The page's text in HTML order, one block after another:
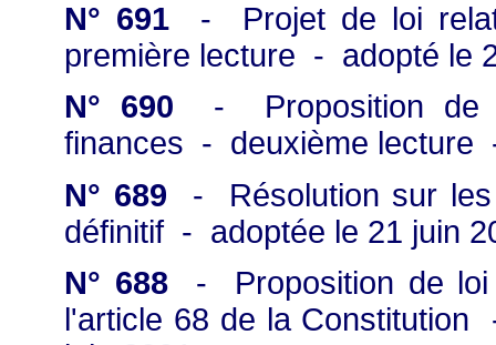
N° 691 - Projet de loi
première lecture - adopté le
N° 690 - Proposition de
finances - deuxième lecture
N° 689 - Résolution sur
définitif - adoptée le 21 juin
N° 688- Proposition de loi
l'article 68 de la